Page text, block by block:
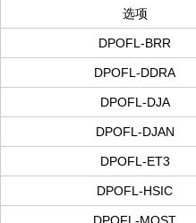
选项
DPOFL-BRR
DPOFL-DDRA
DPOFL-DJA
DPOFL-DJAN
DPOFL-ET3
DPOFL-HSIC